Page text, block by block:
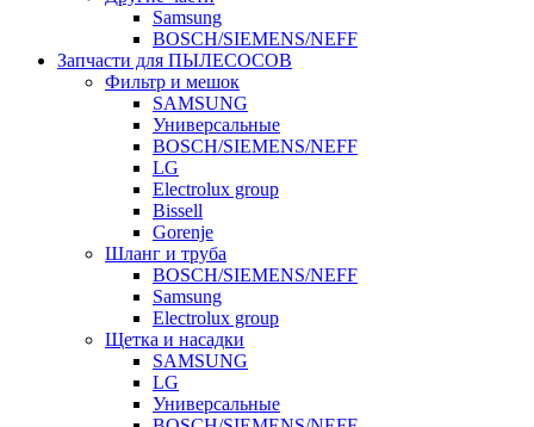
Samsung
BOSCH/SIEMENS/NEFF
Запчасти для ПЫЛЕСОСОВ
Фильтр и мешок
SAMSUNG
Универсальные
BOSCH/SIEMENS/NEFF
LG
Electrolux group
Bissell
Gorenje
Шланг и труба
BOSCH/SIEMENS/NEFF
Samsung
Electrolux group
Щетка и насадки
SAMSUNG
LG
Универсальные